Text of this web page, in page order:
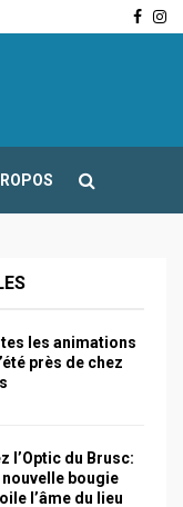
les animations
près de chez
l’Optic du Brusc:
nouvelle bougie
l’âme du lieu